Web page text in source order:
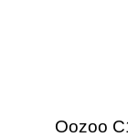
Oozoo